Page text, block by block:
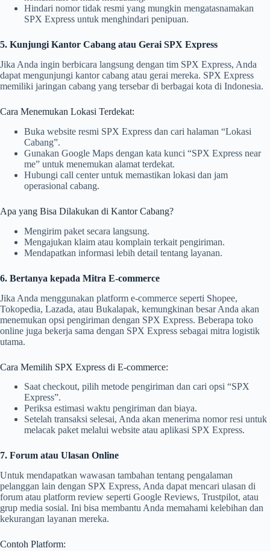
Hindari nomor tidak resmi yang mungkin mengatasnamakan
SPX Express untuk menghindari penipuan.
5. Kunjungi Kantor Cabang atau Gerai SPX Express
Jika Anda ingin berbicara langsung dengan tim SPX Express, Anda
dapat mengunjungi kantor cabang atau gerai mereka. SPX Express
memiliki jaringan cabang yang tersebar di berbagai kota di Indonesia.
Cara Menemukan Lokasi Terdekat:
Buka website resmi SPX Express dan cari halaman “Lokasi
Cabang”.
Gunakan Google Maps dengan kata kunci “SPX Express near
me” untuk menemukan alamat terdekat.
Hubungi call center untuk memastikan lokasi dan jam
operasional cabang.
Apa yang Bisa Dilakukan di Kantor Cabang?
Mengirim paket secara langsung.
Mengajukan klaim atau komplain terkait pengiriman.
Mendapatkan informasi lebih detail tentang layanan.
6. Bertanya kepada Mitra E-commerce
Jika Anda menggunakan platform e-commerce seperti Shopee,
Tokopedia, Lazada, atau Bukalapak, kemungkinan besar Anda akan
menemukan opsi pengiriman dengan SPX Express. Beberapa toko
online juga bekerja sama dengan SPX Express sebagai mitra logistik
utama.
Cara Memilih SPX Express di E-commerce:
Saat checkout, pilih metode pengiriman dan cari opsi “SPX
Express”.
Periksa estimasi waktu pengiriman dan biaya.
Setelah transaksi selesai, Anda akan menerima nomor resi untuk
melacak paket melalui website atau aplikasi SPX Express.
7. Forum atau Ulasan Online
Untuk mendapatkan wawasan tambahan tentang pengalaman
pelanggan lain dengan SPX Express, Anda dapat mencari ulasan di
forum atau platform review seperti Google Reviews, Trustpilot, atau
grup media sosial. Ini bisa membantu Anda memahami kelebihan dan
kekurangan layanan mereka.
Contoh Platform: